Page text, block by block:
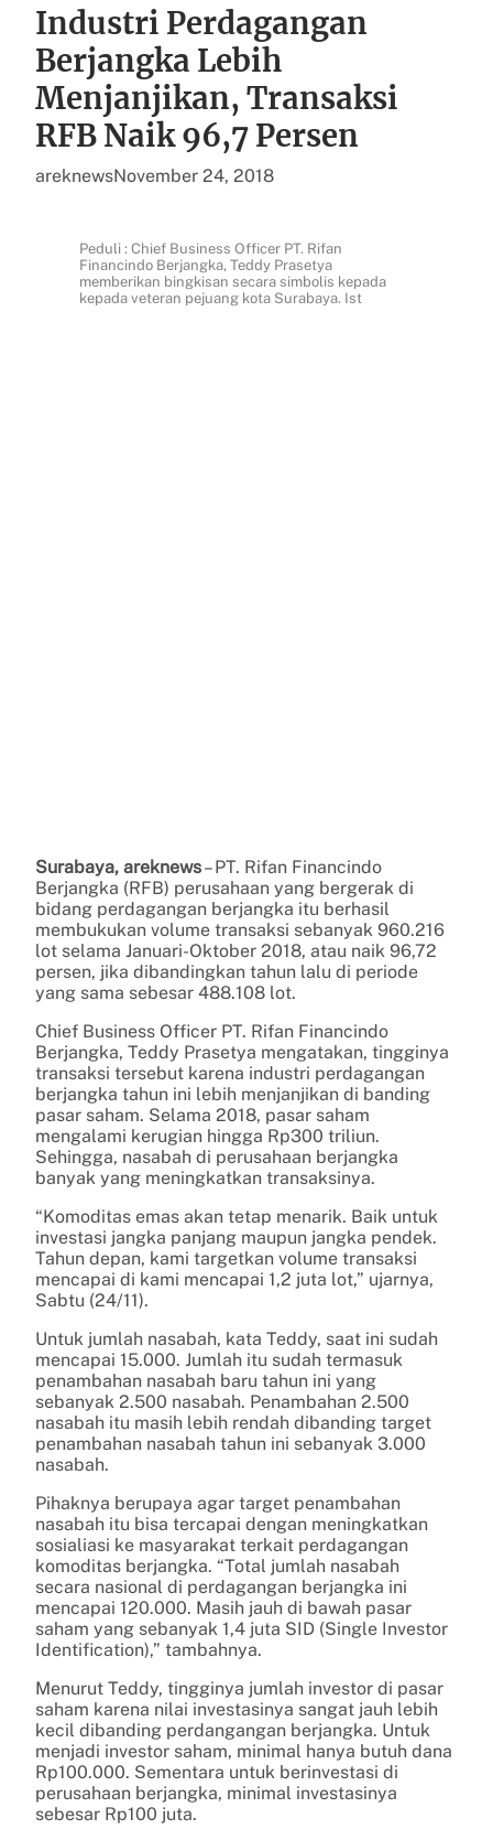
Industri Perdagangan
Berjangka Lebih
Menjanjikan, Transaksi
RFB Naik 96,7 Persen
areknewsNovember 24, 2018
Peduli : Chief Business Officer PT. Rifan
Financindo Berjangka, Teddy Prasetya
memberikan bingkisan secara simbolis kepada
kepada veteran pejuang kota Surabaya. Ist
Surabaya, areknews– PT. Rifan Financindo
Berjangka (RFB) perusahaan yang bergerak di
bidang perdagangan berjangka itu berhasil
membukukan volume transaksi sebanyak 960.216
lot selama Januari-Oktober 2018, atau naik 96,72
persen, jika dibandingkan tahun lalu di periode
yang sama sebesar 488.108 lot.
Chief Business Officer PT. Rifan Financindo
Berjangka, Teddy Prasetya mengatakan, tingginya
transaksi tersebut karena industri perdagangan
berjangka tahun ini lebih menjanjikan di banding
pasar saham. Selama 2018, pasar saham
mengalami kerugian hingga Rp300 triliun.
Sehingga, nasabah di perusahaan berjangka
banyak yang meningkatkan transaksinya.
“Komoditas emas akan tetap menarik. Baik untuk
investasi jangka panjang maupun jangka pendek.
Tahun depan, kami targetkan volume transaksi
mencapai di kami mencapai 1,2 juta lot,” ujarnya,
Sabtu (24/11).
Untuk jumlah nasabah, kata Teddy, saat ini sudah
mencapai 15.000. Jumlah itu sudah termasuk
penambahan nasabah baru tahun ini yang
sebanyak 2.500 nasabah. Penambahan 2.500
nasabah itu masih lebih rendah dibanding target
penambahan nasabah tahun ini sebanyak 3.000
nasabah.
Pihaknya berupaya agar target penambahan
nasabah itu bisa tercapai dengan meningkatkan
sosialiasi ke masyarakat terkait perdagangan
komoditas berjangka. “Total jumlah nasabah
secara nasional di perdagangan berjangka ini
mencapai 120.000. Masih jauh di bawah pasar
saham yang sebanyak 1,4 juta SID (Single Investor
Identification),” tambahnya.
Menurut Teddy, tingginya jumlah investor di pasar
saham karena nilai investasinya sangat jauh lebih
kecil dibanding perdangangan berjangka. Untuk
menjadi investor saham, minimal hanya butuh dana
Rp100.000. Sementara untuk berinvestasi di
perusahaan berjangka, minimal investasinya
sebesar Rp100 juta.